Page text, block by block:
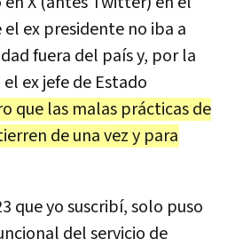
ex presidente no iba a
fuera del país y, por la
ex jefe de Estado
que las malas prácticas de
de una vez y para
que yo suscribí, solo puso
del servicio de